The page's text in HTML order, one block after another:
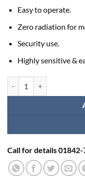
Easy to operate.
Zero radiation for
Security use.
Highly sensitive &
Call for details